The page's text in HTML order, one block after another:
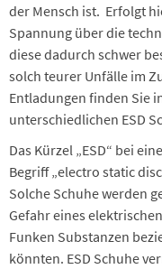
der Mensch ist. Erfolgt
Spannung über die
diese dadurch schwer
solch teurer Unfälle im
Entladungen finden Sie
unterschiedlichen ESD
Das Kürzel „ESD“ bei
Begriff „electro static
Solche Schuhe werden
Gefahr eines
Funken Substanzen
könnten. ESD Schuhe